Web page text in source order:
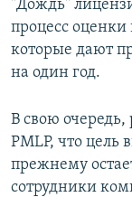
УКРАИНСКАЯ
"Дождь"
процесс оценки
которые дают
на один год.
В свою очередь,
PMLP, что цель
прежнему
сотрудники